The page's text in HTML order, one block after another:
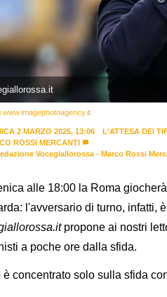
www.imagephotoagency.it
2 MARZO 2025, 13:06
L'ATTESA DEI
ROSSI MERCANTI
Vocegiallorossa - Marco Rossi
alle 18:00 la Roma
l'avversario di turno, infatti,
propone ai nostri
a poche ore dalla sfida.
è concentrato solo sulla sfida